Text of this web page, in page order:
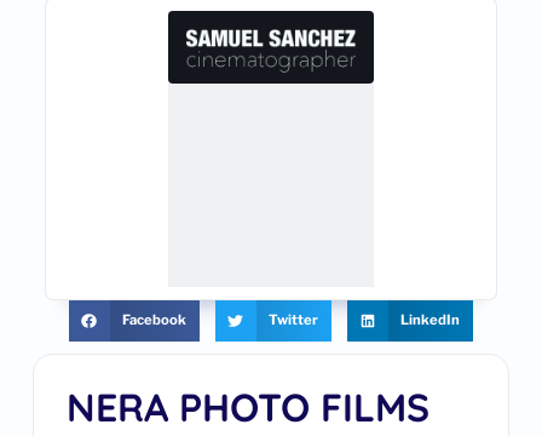
NERA PHOTO FILMS
Facebook Twitter LinkedIn